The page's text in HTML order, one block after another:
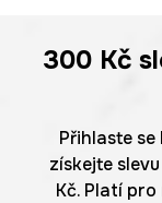
300 Kč
Přihlaste
získejte
Kč. Platí